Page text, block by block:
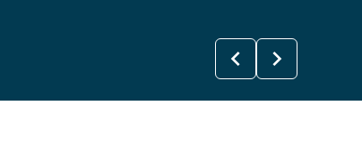
chevron_left chevron_right
chevron_left chevron_right